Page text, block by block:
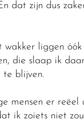
dat zijn dus
wakker liggen
die slaap ik
te blijven.
mensen er
ik zoiets niet